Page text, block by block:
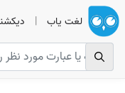
لغت یاب |